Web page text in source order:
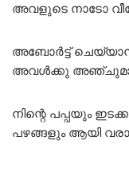
അവളുടെ നാടോ
അബോർട്ട്
അവൾക്കു
നിന്റെ പപ്പയും
പഴങ്ങളും ആയി